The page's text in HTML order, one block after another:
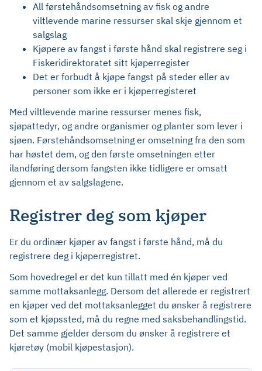
All førstehåndsomsetning av fisk og andre
viltlevende marine ressurser skal skje gjennom et
salgslag
Kjøpere av fangst i første hånd skal registrere seg i
Fiskeridirektoratet sitt kjøperregister
Det er forbudt å kjøpe fangst på steder eller av
personer som ikke er i kjøperregisteret
Med viltlevende marine ressurser menes fisk,
sjøpattedyr, og andre organismer og planter som lever i
sjøen. Førstehåndsomsetning er omsetning fra den som
har høstet dem, og den første omsetningen etter
ilandføring dersom fangsten ikke tidligere er omsatt
gjennom et av salgslagene.
Registrer deg som kjøper
Er du ordinær kjøper av fangst i første hånd, må du
registrere deg i kjøperregistret.
Som hovedregel er det kun tillatt med én kjøper ved
samme mottaksanlegg. Dersom det allerede er registrert
en kjøper ved det mottaksanlegget du ønsker å registrere
som et kjøpssted, må du regne med saksbehandlingstid.
Det samme gjelder dersom du ønsker å registrere et
kjøretøy (mobil kjøpestasjon).